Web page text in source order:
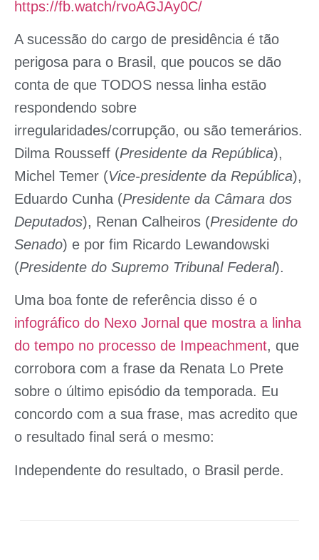
https://fb.watch/rvoAGJAy0C/
A sucessão do cargo de presidência é tão
perigosa para o Brasil, que poucos se dão
conta de que TODOS nessa linha estão
respondendo sobre
irregularidades/corrupção, ou são temerários.
Dilma Rousseff (Presidente da República),
Michel Temer (Vice-presidente da República),
Eduardo Cunha (Presidente da Câmara dos
Deputados), Renan Calheiros (Presidente do
Senado) e por fim Ricardo Lewandowski
(Presidente do Supremo Tribunal Federal).
Uma boa fonte de referência disso é o
infográfico do Nexo Jornal que mostra a linha
do tempo no processo de Impeachment, que
corrobora com a frase da Renata Lo Prete
sobre o último episódio da temporada. Eu
concordo com a sua frase, mas acredito que
o resultado final será o mesmo:
Independente do resultado, o Brasil perde.